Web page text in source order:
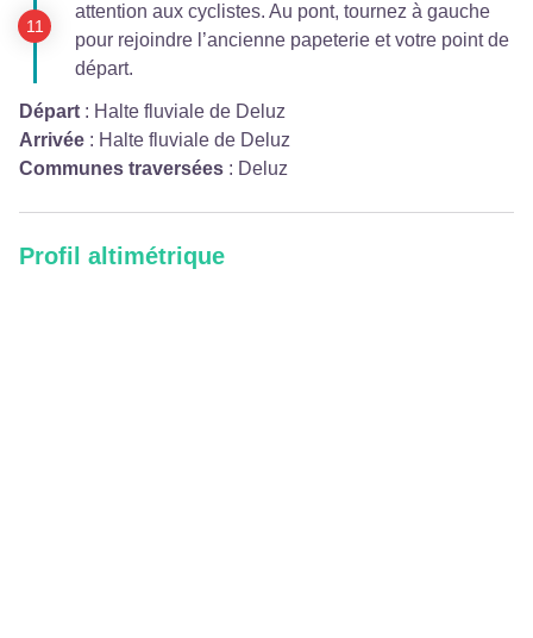
attention aux cyclistes. Au pont, tournez à gauche
pour rejoindre l’ancienne papeterie et votre point de
départ.
Départ : Halte fluviale de Deluz
Arrivée : Halte fluviale de Deluz
Communes traversées : Deluz
Profil altimétrique